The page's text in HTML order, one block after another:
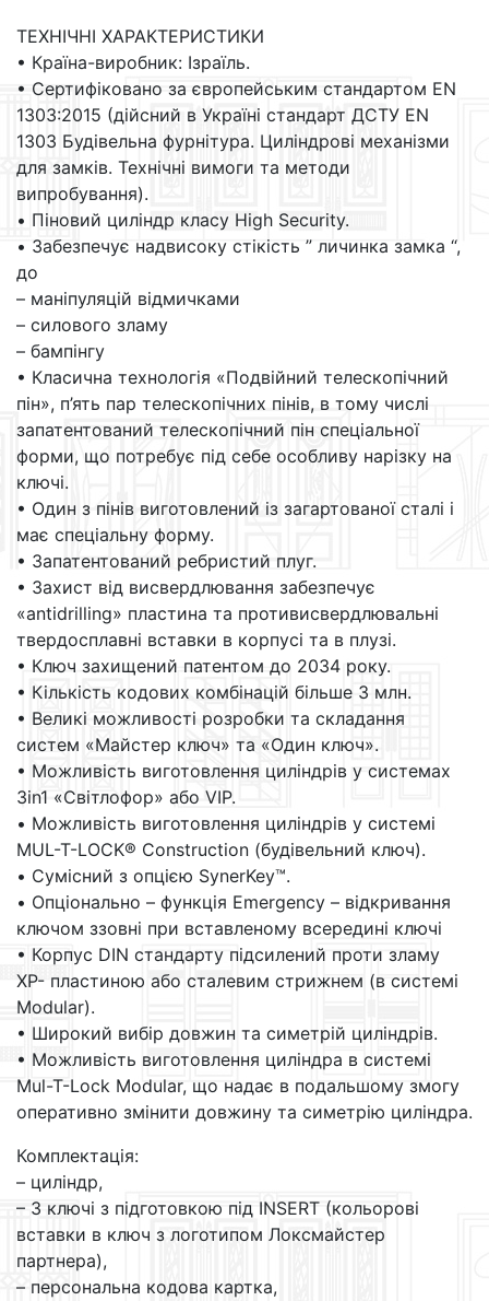
ТЕХНІЧНІ ХАРАКТЕРИСТИКИ
• Країна-виробник: Ізраїль.
• Сертифіковано за європейським стандартом EN
1303:2015 (дійсний в Україні стандарт ДСТУ EN
1303 Будівельна фурнітура. Циліндрові механізми
для замків. Технічні вимоги та методи
випробування).
• Піновий циліндр класу High Security.
• Забезпечує надвисоку стікість ” личинка замка “,
до
– маніпуляцій відмичками
– силового зламу
– бампінгу
• Класична технологія «Подвійний телескопічний
пін», п’ять пар телескопічних пінів, в тому числі
запатентований телескопічний пін спеціальної
форми, що потребує під себе особливу нарізку на
ключі.
• Один з пінів виготовлений із загартованої сталі і
має спеціальну форму.
• Запатентований ребристий плуг.
• Захист від висвердлювання забезпечує
«antidrilling» пластина та противисвердлювальні
твердосплавні вставки в корпусі та в плузі.
• Ключ захищений патентом до 2034 року.
• Кількість кодових комбінацій більше 3 млн.
• Великі можливості розробки та складання
систем «Майстер ключ» та «Один ключ».
• Можливість виготовлення циліндрів у системах
3in1 «Світлофор» або VIP.
• Можливість виготовлення циліндрів у системі
MUL-T-LOCK® Construction (будівельний ключ).
• Сумісний з опцією SynerKey™.
• Опціонально – функція Emergency – відкривання
ключом ззовні при вставленому всередині ключі
• Корпус DIN стандарту підсилений проти зламу
ХР- пластиною або сталевим стрижнем (в системі
Modular).
• Широкий вибір довжин та симетрій циліндрів.
• Можливість виготовлення циліндра в системі
Mul-T-Lock Modular, що надає в подальшому змогу
оперативно змінити довжину та симетрію циліндра.
Комплектація:
– циліндр,
– 3 ключі з підготовкою під INSERT (кольорові
вставки в ключ з логотипом Локсмайстер
партнера),
– персональна кодова картка,